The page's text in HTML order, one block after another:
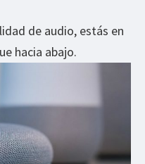
de audio, estás en
hacia abajo.